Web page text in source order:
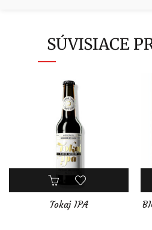
SÚVISIACE
Tokaj IPA